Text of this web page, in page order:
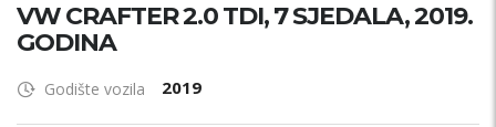
VW CRAFTER 2.0 TDI, 7 SJEDALA, 2019.
GODINA
Godište vozila 2019